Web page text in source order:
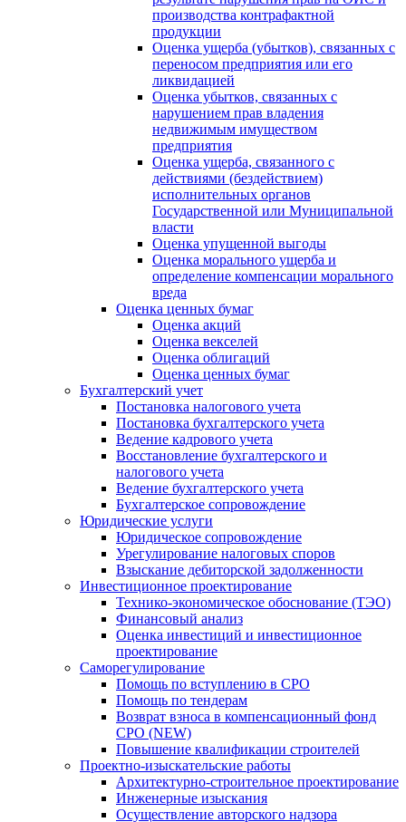
производства контрафактной
продукции
Оценка ущерба (убытков), связанных с
переносом предприятия или его
ликвидацией
Оценка убытков, связанных с
нарушением прав владения
недвижимым имуществом
предприятия
Оценка ущерба, связанного с
действиями (бездействием)
исполнительных органов
Государственной или Муниципальной
власти
Оценка упущенной выгоды
Оценка морального ущерба и
определение компенсации морального
вреда
Оценка ценных бумаг
Оценка акций
Оценка векселей
Оценка облигаций
Оценка ценных бумаг
Бухгалтерский учет
Постановка налогового учета
Постановка бухгалтерского учета
Ведение кадрового учета
Восстановление бухгалтерского и
налогового учета
Ведение бухгалтерского учета
Бухгалтерское сопровождение
Юридические услуги
Юридическое сопровождение
Урегулирование налоговых споров
Взыскание дебиторской задолженности
Инвестиционное проектирование
Технико-экономическое обоснование (ТЭО)
Финансовый анализ
Оценка инвестиций и инвестиционное
проектирование
Саморегулирование
Помощь по вступлению в СРО
Помощь по тендерам
Возврат взноса в компенсационный фонд
СРО (NEW)
Повышение квалификации строителей
Проектно-изыскательские работы
Архитектурно-строительное проектирование
Инженерные изыскания
Осуществление авторского надзора